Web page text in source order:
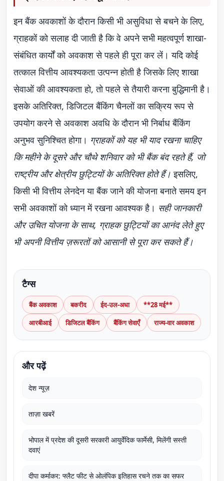
इन बैंक अवकाशों के दौरान किसी भी असुविधा से बचने के लिए,
ग्राहकों को सलाह दी जाती है कि वे अपने सभी महत्वपूर्ण शाखा-
संबंधित कार्यों को अवकाश से पहले ही पूरा कर लें। यदि कोई
तत्काल वित्तीय आवश्यकता उत्पन्न होती है जिसके लिए शाखा
सेवाओं की आवश्यकता हो, तो पहले से तैयारी करना बुद्धिमानी है।
इसके अतिरिक्त, डिजिटल बैंकिंग चैनलों का सक्रिय रूप से
उपयोग करने से अवकाश अवधि के दौरान भी निर्बाध बैंकिंग
अनुभव सुनिश्चित होगा। ग्राहकों को यह भी याद रखना चाहिए
कि महीने के दूसरे और चौथे शनिवार को भी बैंक बंद रहते हैं, जो
राष्ट्रीय और क्षेत्रीय छुट्टियों के अतिरिक्त होते हैं। इसलिए,
किसी भी वित्तीय लेनदेन या बैंक जाने की योजना बनाते समय इन
सभी अवकाशों को ध्यान में रखना आवश्यक है। सही जानकारी
और उचित योजना के साथ, ग्राहक छुट्टियों का आनंद लेते हुए
भी अपनी वित्तीय ज़रूरतों को आसानी से पूरा कर सकते हैं।
टैग्स
बैंक अवकाश बकरीद ईद-उल-अधा
**28 मई**
आरबीआई
डिजिटल बैंकिंग बैंकिंग सेवाएँ राज्य-वार अवकाश
और पढ़ें
देश न्यूज़
ताज़ा खबरें
भोपाल में प्रदेश की दूसरी सरकारी आयुर्वेदिक फार्मेसी, मिलेंगी सस्ती
दवाएं
दीपा कर्माकर: फ्लैट फीट से ओलंपिक इतिहास रचने तक का सफर